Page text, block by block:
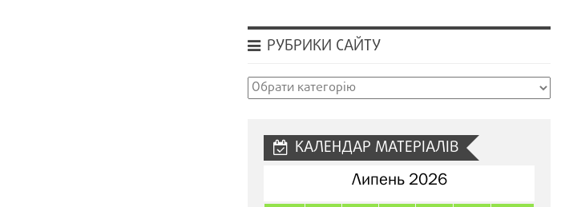
РУБРИКИ САЙТУ
Рубрики
КАЛЕНДАР МАТЕРІАЛІВ
Липень 2026